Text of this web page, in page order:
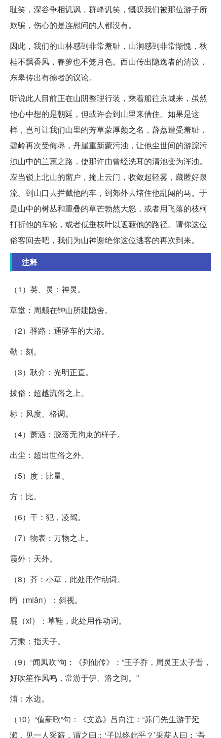
耻笑，深谷争相讥讽，群峰讥笑，慨叹我们被那位游子所
欺骗，伤心的是连慰问的人都没有。
因此，我们的山林感到非常羞耻，山涧感到非常惭愧，秋
桂不飘香风，春萝也不笼月色。西山传出隐逸者的清议，
东皋传出有德者的议论。
听说此人目前正在山阴整理行装，乘着船往京城来，虽然
他心中想的是朝廷，但或许会到山里来借住。如果是这
样，岂可让我们山里的芳草蒙厚颜之名，薜荔遭受羞耻，
碧岭再次受侮辱，丹崖重新蒙污浊，让他尘世间的游踪污
浊山中的兰蕙之路，使那许由曾经洗耳的清池变为浑浊。
应当锁上北山的窗户，掩上云门，收敛起轻雾，藏匿好泉
流。到山口去拦截他的车，到郊外去堵住他乱闯的马。于
是山中的树丛和重叠的草芒勃然大怒，或者用飞落的枝柯
打折他的车轮，或者低垂枝叶以遮蔽他的路径。请你这位
俗客回去吧，我们为山神谢绝你这位逃客的再次到来。
注释
（1）英、灵：神灵。
草堂：周颙在钟山所建隐舍。
（2）驿路：通驿车的大路。
勒：刻。
（3）耿介：光明正直。
拔俗：超越流俗之上。
标：风度、格调。
（4）萧洒：脱落无拘束的样子。
出尘：超出世俗之外。
（5）度：比量。
方：比。
（6）干：犯，凌驾。
（7）物表：万物之上。
霞外：天外。
（8）芥：小草，此处用作动词。
眄（miǎn）：斜视。
屣（xǐ）：草鞋，此处用作动词。
万乘：指天子。
（9）“闻凤吹”句：《列仙传》：“王子乔，周灵王太子晋，
好吹笙作凤鸣，常游于伊、洛之间。”
浦：水边。
（10）“值薪歌”句：《文选》吕向注：“苏门先生游于延
濑，见一人采薪，谓之曰：‘子以终此乎？’采薪人曰：‘吾